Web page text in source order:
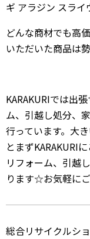
ギ アラジン スライ
どんな商材でも高
いただいた商品は
KARAKURIでは出
ム、引越し処分、
行っています。大
とまずKARAKURI
リフォーム、引越
ります☆お気軽に
総合リサイクルシ